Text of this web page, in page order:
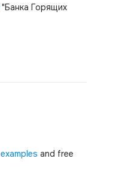
"Банка Горящих
examples and free